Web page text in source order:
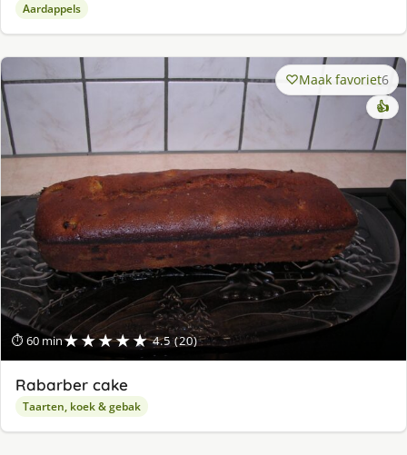
Aardappels
⏱ 60 min★★★★★ 4.5 (20)
Maak favoriet6
👍
Rabarber cake
Taarten, koek & gebak